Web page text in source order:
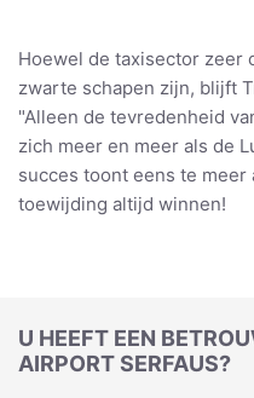
Hoewel de taxisector zeer
zwarte schapen zijn, blijft
"Alleen de tevredenheid
zich meer en meer als de
succes toont eens te meer
toewijding altijd winnen!
U HEEFT EEN
AIRPORT SERFAUS?